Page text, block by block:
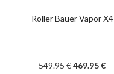
Roller Bauer Vapor X4
549.95€469.95€